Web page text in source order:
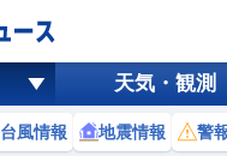
天気・観測
台風情報 地震情報 警